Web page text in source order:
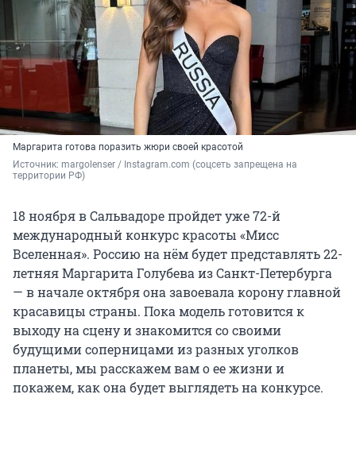
Маргарита готова поразить жюри своей красотой
Источник: margolenser / Instagram.com (соцсеть запрещена на
территории РФ)
18 ноября в Сальвадоре пройдет уже 72-й
международный конкурс красоты «Мисс
Вселенная». Россию на нём будет представлять 22-
летняя Маргарита Голубева из Санкт-Петербурга
— в начале октября она завоевала корону главной
красавицы страны. Пока модель готовится к
выходу на сцену и знакомится со своими
будущими соперницами из разных уголков
планеты, мы расскажем вам о ее жизни и
покажем, как она будет выглядеть на конкурсе.